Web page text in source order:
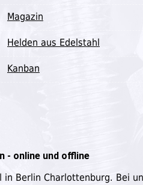
Magazin
Helden aus Edelstahl
Kanban
- online und offline
Berlin Charlottenburg. Bei